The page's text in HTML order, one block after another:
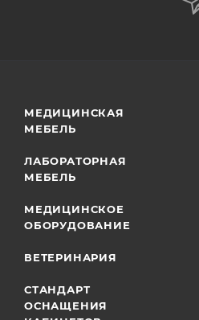
МЕДИЦИНСКАЯ
МЕБЕЛЬ
ЛАБОРАТОРНАЯ
МЕБЕЛЬ
МЕДИЦИНСКОЕ
ОБОРУДОВАНИЕ
ВЕТЕРИНАРИЯ
СТАНДАРТ
ОСНАЩЕНИЯ